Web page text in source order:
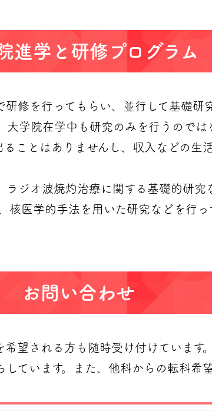
進学と研修プログラム
修を行ってもらい、並行して基礎研
学院在学中も研究のみを行うのでは
ことはありませんし、収入などの
ジオ波焼灼治療に関する基礎的研究
医学的手法を用いた研究などを行っ
お問い合わせ
望される方も随時受け付けています
ています。また、他科からの転科希